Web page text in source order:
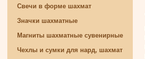
Свечи в форме шахмат
Значки шахматные
Магниты шахматные сувенирные
Чехлы и сумки для нард, шахмат